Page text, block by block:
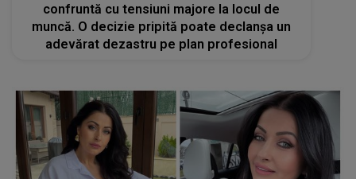
confruntă cu tensiuni majore la locul de
muncă. O decizie pripită poate declanșa un
adevărat dezastru pe plan profesional